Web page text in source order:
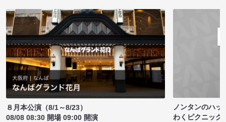
８月本公演（8/1～8/23）
08/08 08:30 開場 09:00 開演
ノンタンのハッ
わくピクニック